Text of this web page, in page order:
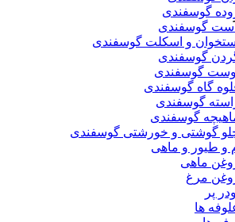
گوسفندی
گوسفندی
و اسکلت گوسفندی
گوسفندی
گوسفندی
گاه گوسفندی
گوسفندی
گوسفندی
گوشتی و خورشتی گوسفندی
و طیور و ماهی
ماهی
مرغ
پر
ها